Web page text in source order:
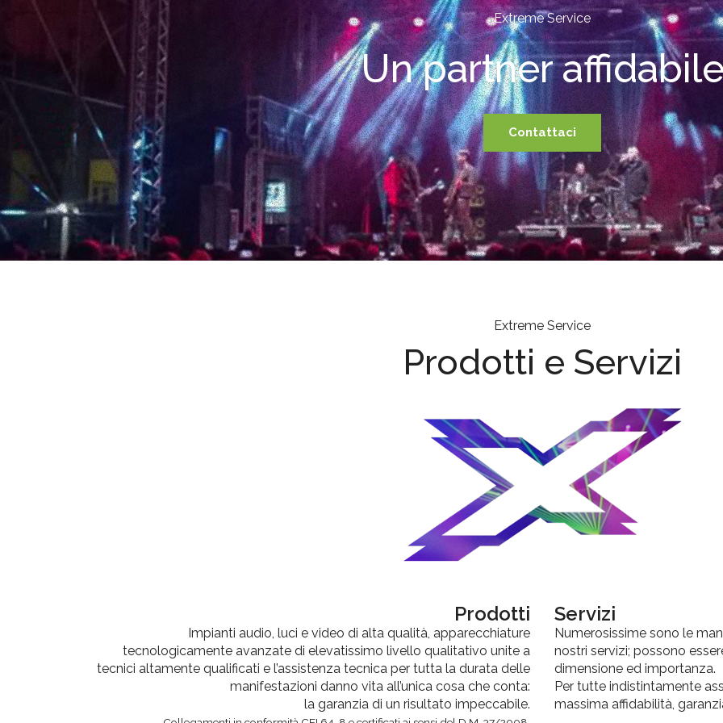
Extreme Service
Un partner
Contattaci
Extreme Service
Prodotti e Servizi
Prodotti
Impianti audio, luci e video di alta qualità, apparecchiature
tecnologicamente avanzate di elevatissimo livello qualitativo unite a
tecnici altamente qualificati e l’assistenza tecnica per tutta la durata delle
manifestazioni danno vita all’unica cosa che conta:
la garanzia di un risultato impeccabile.
Servizi
Numerosissime sono le
nostri servizi; possono
dimensione ed importanza.
Per tutte indistintamente
massima affidabilità,